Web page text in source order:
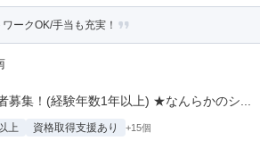
ークOK/手当も充実！
集！(経験年数1年以上) ★なんらかのシ...
上 資格取得支援あり +15個